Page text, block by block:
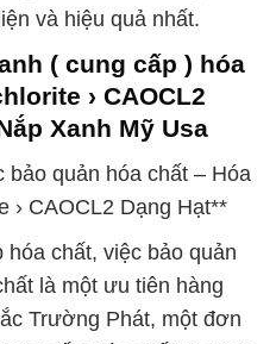
và hiệu quả nhất.
( cung cấp ) hóa
› CAOCL2
Xanh Mỹ Usa
bảo quản hóa chất – Hóa
› CAOCL2 Dạng Hạt**
hóa chất, việc bảo quản
là một ưu tiên hàng
Trường Phát, một đơn